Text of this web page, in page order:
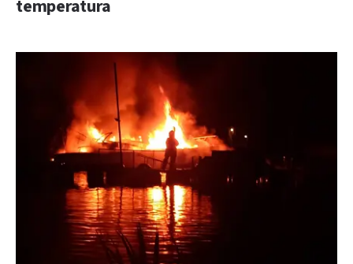
temperatura